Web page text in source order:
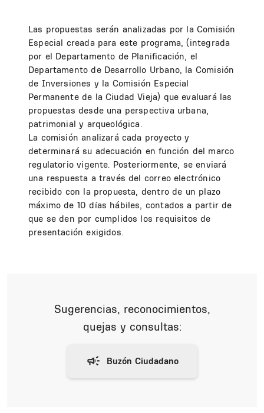
Las propuestas serán analizadas por la Comisión
Especial creada para este programa, (integrada
por el Departamento de Planificación, el
Departamento de Desarrollo Urbano, la Comisión
de Inversiones y la Comisión Especial
Permanente de la Ciudad Vieja) que evaluará las
propuestas desde una perspectiva urbana,
patrimonial y arqueológica.
La comisión analizará cada proyecto y
determinará su adecuación en función del marco
regulatorio vigente. Posteriormente, se enviará
una respuesta a través del correo electrónico
recibido con la propuesta, dentro de un plazo
máximo de 10 días hábiles, contados a partir de
que se den por cumplidos los requisitos de
presentación exigidos.
Sugerencias, reconocimientos,
quejas y consultas: